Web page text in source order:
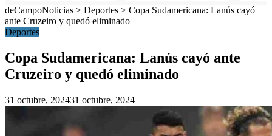
deCampoNoticias > Deportes > Copa Sudamericana: Lanús cayó
ante Cruzeiro y quedó eliminado
Deportes
Copa Sudamericana: Lanús cayó ante
Cruzeiro y quedó eliminado
31 octubre, 202431 octubre, 2024